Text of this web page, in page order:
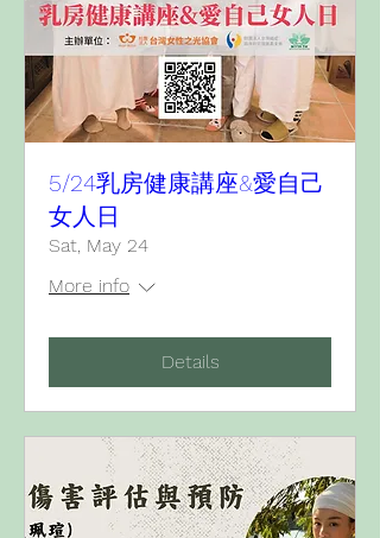
5/24乳房健康講座&愛自己
女人日
Sat, May 24
More info
Details